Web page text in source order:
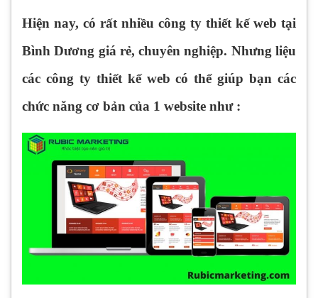
Hiện nay, có rất nhiều công ty thiết kế web tại
Bình Dương giá rẻ, chuyên nghiệp. Nhưng liệu
các công ty thiết kế web có thể giúp bạn các
chức năng cơ bản của 1 website như :